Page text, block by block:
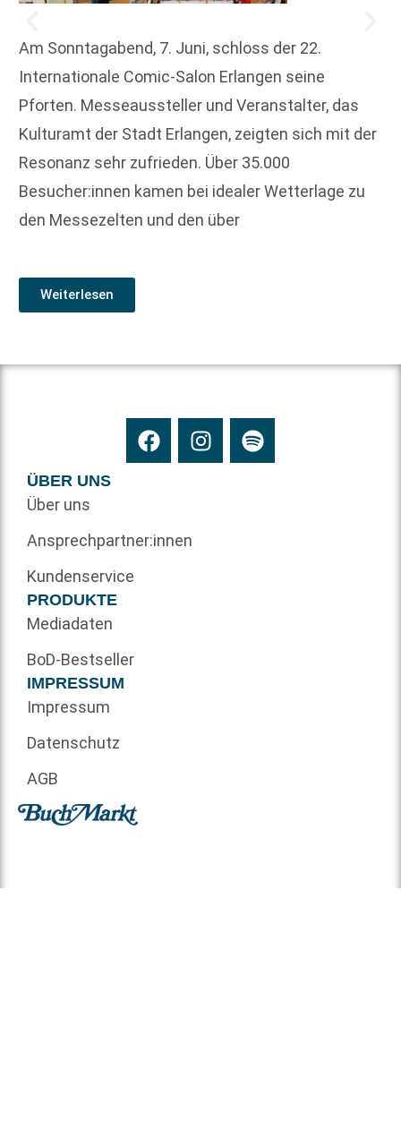
Am Sonntagabend, 7. Juni, schloss der 22.
Internationale Comic-Salon Erlangen seine
Pforten. Messeaussteller und Veranstalter, das
Kulturamt der Stadt Erlangen, zeigten sich mit der
Resonanz sehr zufrieden. Über 35.000
Besucher:innen kamen bei idealer Wetterlage zu
den Messezelten und den über
Weiterlesen
ÜBER UNS
Über uns
Ansprechpartner:innen
Kundenservice
PRODUKTE
Mediadaten
BoD-Bestseller
IMPRESSUM
Impressum
Datenschutz
AGB